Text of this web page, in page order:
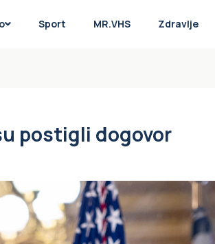
Sport MR.VHS Zdravlje
postigli dogovor